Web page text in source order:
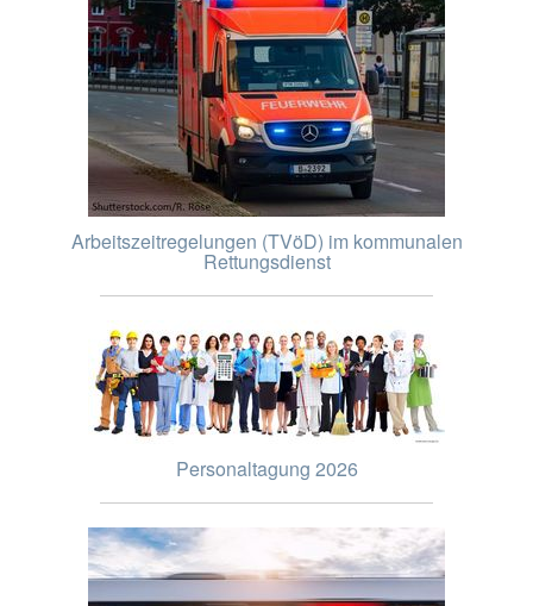
Arbeitszeitregelungen (TVöD) im kommunalen
Rettungsdienst
Personaltagung 2026